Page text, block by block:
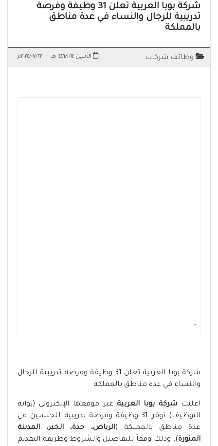
شركة بوبا العربية تعلن 31 وظيفة وفرصة
تدريبية للرجال والنساء في عدة مناطق
بالمملكة
وظائف شركات الأثنين ١٤٤٦/١/١٤ هـ - ٢٠٢٤/٠٧/٢٢م
-
شركة بوبا العربية تعلن 31 وظيفة وفرصة تدريبية للرجال
والنساء في عدة مناطق بالمملكة
اعلنت شركة بوبا العربية عبر موقعها الإلكتروني (بوابة
التوظيف) توفر 31 وظيفة وفرصة تدريبية للجنسين في
عدة مناطق بالمملكة (الرياض، جدة، الخبر، المدينة
المنورة)، وذلك وفقاً للتفاصيل والشروط وطريقة التقديم